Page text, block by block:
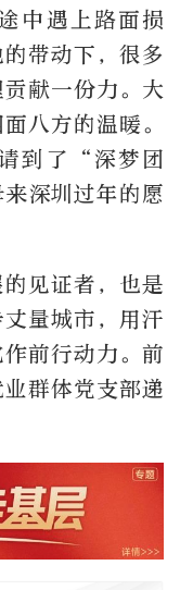
中遇上路面损
带动下，很多
献一份力。大
八方的温暖。
到了“深梦团
深圳过年的愿
见证者，也是
量城市，用汗
前行动力。前
群体党支部递